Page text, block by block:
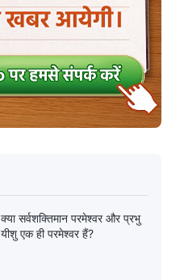
क्या सर्वशक्तिमान परमेश्वर और प्रभु
यीशु एक ही परमेश्वर हैं?